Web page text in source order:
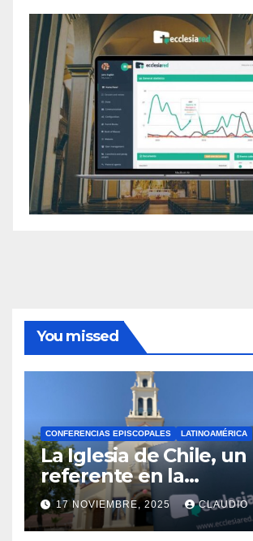
You missed
CONFERENCIAS EPISCOPALES LATINOAMÉRICA
La Iglesia de Chile, un
referente en la
transformación digital
gracias a Ecclesiared
17 NOVIEMBRE, 2025 CLAUDIO